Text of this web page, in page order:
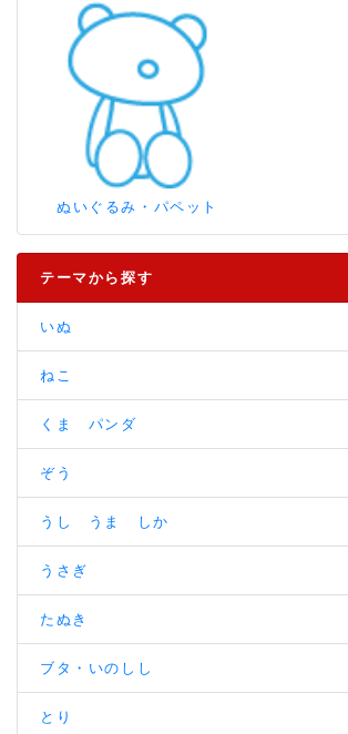
ぬいぐるみ・パペット
テーマから探す
いぬ
ねこ
くま パンダ
ぞう
うし うま しか
うさぎ
たぬき
ブタ・いのしし
とり